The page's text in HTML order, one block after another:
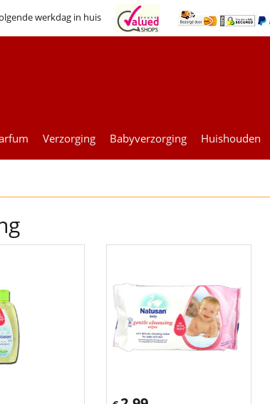
werkdag in huis
Verzorging Babyverzorging Huishouden